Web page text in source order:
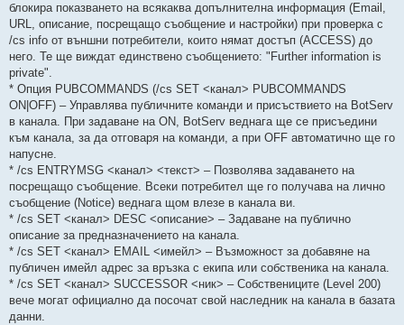
блокира показването на всякаква допълнителна информация (Email,
URL, описание, посрещащо съобщение и настройки) при проверка с
/cs info от външни потребители, които нямат достъп (ACCESS) до
него. Те ще виждат единствено съобщението: "Further information is
private".
* Опция PUBCOMMANDS (/cs SET <канал> PUBCOMMANDS
ON|OFF) – Управлява публичните команди и присъствието на BotServ
в канала. При задаване на ON, BotServ веднага ще се присъедини
към канала, за да отговаря на команди, а при OFF автоматично ще го
напусне.
* /cs ENTRYMSG <канал> <текст> – Позволява задаването на
посрещащо съобщение. Всеки потребител ще го получава на лично
съобщение (Notice) веднага щом влезе в канала ви.
* /cs SET <канал> DESC <описание> – Задаване на публично
описание за предназначението на канала.
* /cs SET <канал> EMAIL <имейл> – Възможност за добавяне на
публичен имейл адрес за връзка с екипа или собственика на канала.
* /cs SET <канал> SUCCESSOR <ник> – Собствениците (Level 200)
вече могат официално да посочат свой наследник на канала в базата
данни.